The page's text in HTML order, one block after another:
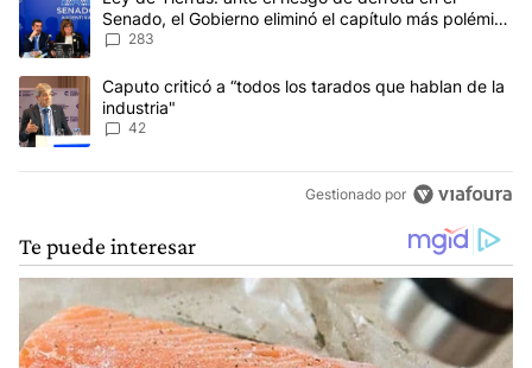
Senado, el Gobierno eliminó el capítulo más polémico
del proyecto
283
Un artículo de tendencia con el título "Caputo criticó a “todos
Caputo criticó a “todos los tarados que hablan de la
industria"
42
Gestionado por